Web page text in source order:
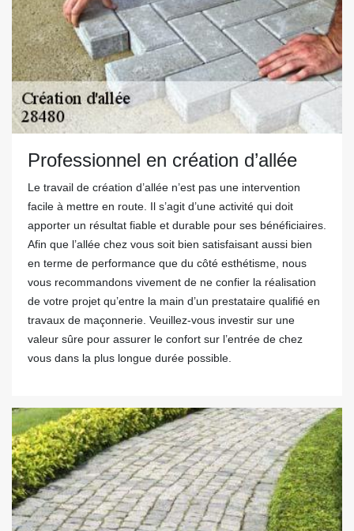
Professionnel en création d’allée
Le travail de création d’allée n’est pas une intervention
facile à mettre en route. Il s’agit d’une activité qui doit
apporter un résultat fiable et durable pour ses bénéficiaires.
Afin que l’allée chez vous soit bien satisfaisant aussi bien
en terme de performance que du côté esthétisme, nous
vous recommandons vivement de ne confier la réalisation
de votre projet qu’entre la main d’un prestataire qualifié en
travaux de maçonnerie. Veuillez-vous investir sur une
valeur sûre pour assurer le confort sur l’entrée de chez
vous dans la plus longue durée possible.